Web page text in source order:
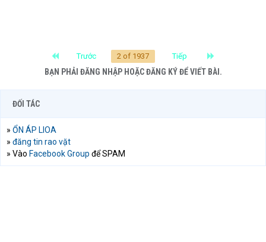
First Trước 2 of 1937 Tiếp
BẠN PHẢI ĐĂNG NHẬP HOẶC ĐĂNG KÝ ĐỂ VIẾT BÀI.
ĐỐI TÁC
» ỔN ÁP LIOA
» đăng tin rao vặt
» Vào Facebook Group để SPAM